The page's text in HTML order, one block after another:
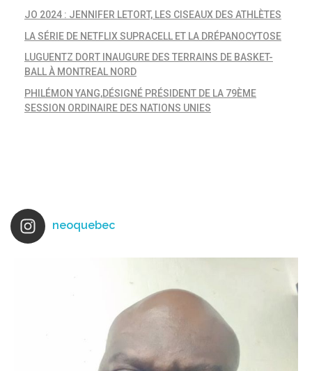
JO 2024 : JENNIFER LETORT, LES CISEAUX DES ATHLÈTES
LA SÉRIE DE NETFLIX SUPRACELL ET LA DRÉPANOCYTOSE
LUGUENTZ DORT INAUGURE DES TERRAINS DE BASKET-
BALL À MONTREAL NORD
PHILÉMON YANG,DÉSIGNÉ PRÉSIDENT DE LA 79ÈME
SESSION ORDINAIRE DES NATIONS UNIES
neoquebec